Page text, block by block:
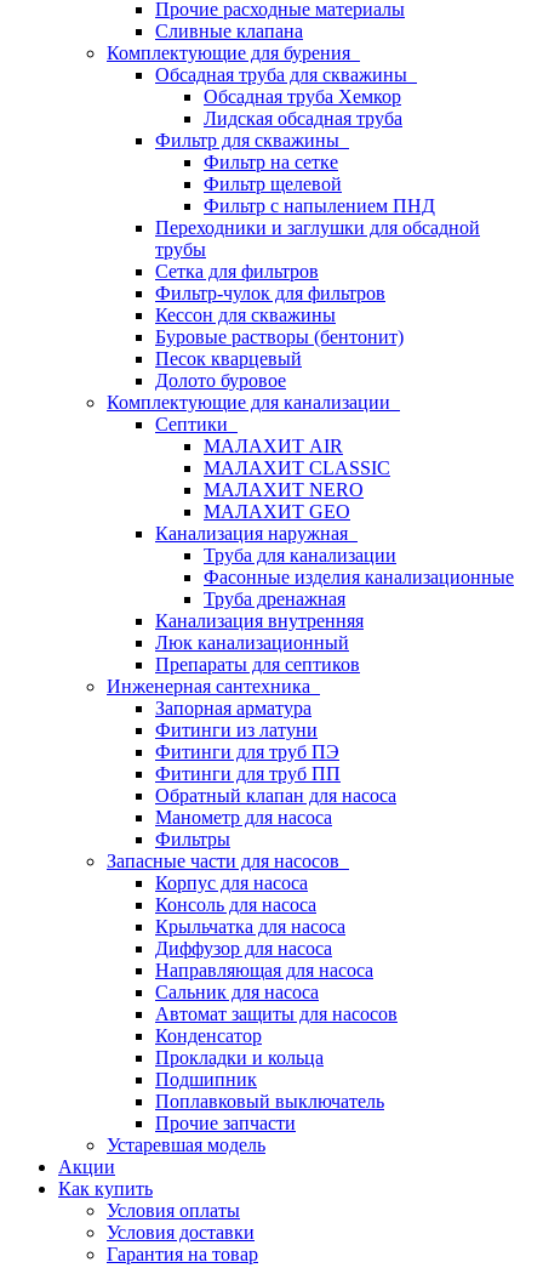
Прочие расходные материалы
Сливные клапана
Комплектующие для бурения
Обсадная труба для скважины
Обсадная труба Хемкор
Лидская обсадная труба
Фильтр для скважины
Фильтр на сетке
Фильтр щелевой
Фильтр с напылением ПНД
Переходники и заглушки для обсадной
трубы
Сетка для фильтров
Фильтр-чулок для фильтров
Кессон для скважины
Буровые растворы (бентонит)
Песок кварцевый
Долото буровое
Комплектующие для канализации
Септики
МАЛАХИТ AIR
МАЛАХИТ CLASSIC
МАЛАХИТ NERO
МАЛАХИТ GEO
Канализация наружная
Труба для канализации
Фасонные изделия канализационные
Труба дренажная
Канализация внутренняя
Люк канализационный
Препараты для септиков
Инженерная сантехника
Запорная арматура
Фитинги из латуни
Фитинги для труб ПЭ
Фитинги для труб ПП
Обратный клапан для насоса
Манометр для насоса
Фильтры
Запасные части для насосов
Корпус для насоса
Консоль для насоса
Крыльчатка для насоса
Диффузор для насоса
Направляющая для насоса
Сальник для насоса
Автомат защиты для насосов
Конденсатор
Прокладки и кольца
Подшипник
Поплавковый выключатель
Прочие запчасти
Устаревшая модель
Акции
Как купить
Условия оплаты
Условия доставки
Гарантия на товар